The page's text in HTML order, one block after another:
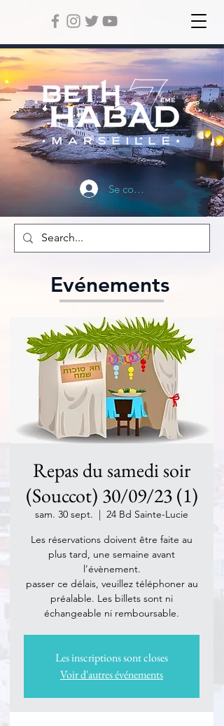
Se connecter
Evénements
Repas du samedi soir
(Souccot) 30/09/23 (1)
sam. 30 sept.
  |
24 Bd Sainte-Lucie
Les réservations doivent être faite au
plus tard, une semaine avant
l’évènement.
passer ce délais, veuillez téléphoner au
préalable. Les billets sont ni
échangeable ni remboursable.
Les inscriptions sont closes
Voir d'autres événements